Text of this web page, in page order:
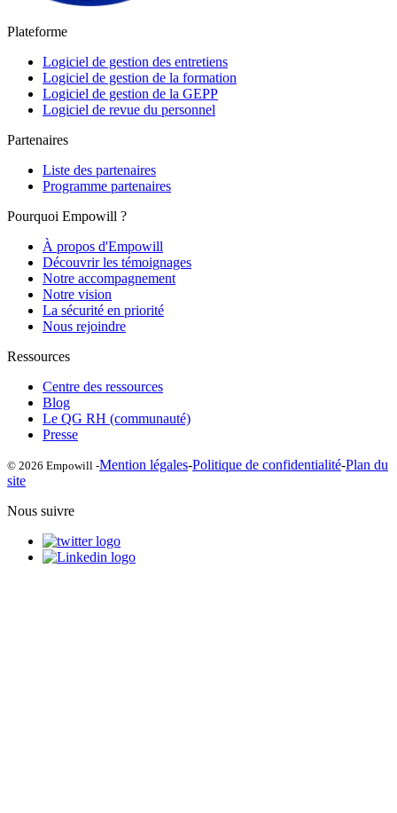
Plateforme
Logiciel de gestion des entretiens
Logiciel de gestion de la formation
Logiciel de gestion de la GEPP
Logiciel de revue du personnel
Partenaires
Liste des partenaires
Programme partenaires
Pourquoi Empowill ?
À propos d'Empowill
Découvrir les témoignages
Notre accompagnement
Notre vision
La sécurité en priorité
Nous rejoindre
Ressources
Centre des ressources
Blog
Le QG RH (communauté)
Presse
© 2026 Empowill -Mention légales-Politique de confidentialité-Plan du
site
Nous suivre